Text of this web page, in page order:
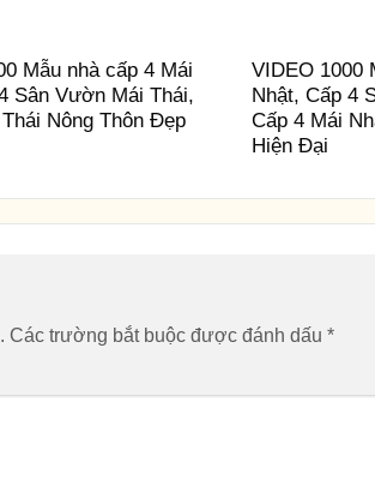
Mẫu nhà cấp 4 Mái
Sân Vườn Mái Thái,
Nông Thôn Đẹp
VIDEO 1000
Nhật, Cấp 4
Cấp 4 Mái
Hiện Đại
Các trường bắt buộc được đánh dấu *